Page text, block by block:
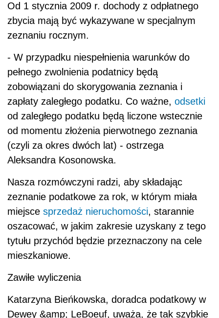
Od 1 stycznia 2009 r. dochody z odpłatnego
zbycia mają być wykazywane w specjalnym
zeznaniu rocznym.
- W przypadku niespełnienia warunków do
pełnego zwolnienia podatnicy będą
zobowiązani do skorygowania zeznania i
zapłaty zaległego podatku. Co ważne, odsetki
od zaległego podatku będą liczone wstecznie
od momentu złożenia pierwotnego zeznania
(czyli za okres dwóch lat) - ostrzega
Aleksandra Kosonowska.
Nasza rozmówczyni radzi, aby składając
zeznanie podatkowe za rok, w którym miała
miejsce sprzedaż nieruchomości, starannie
oszacować, w jakim zakresie uzyskany z tego
tytułu przychód będzie przeznaczony na cele
mieszkaniowe.
Zawiłe wyliczenia
Katarzyna Bieńkowska, doradca podatkowy w
Dewey &amp; LeBoeuf, uważa, że tak szybkie